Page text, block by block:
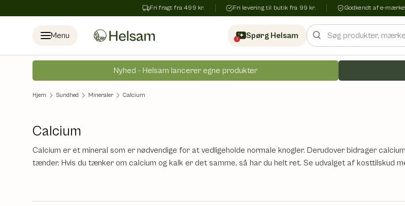
Spring til indhold
Fri fragt fra 499 kr. Fri levering til butik fra 99 kr. Godkendt af e-
1 Spørg Helsam
Søg
Menu
Nyhed - Helsam lancerer egne produkter
Hjem Sundhed Mineraler Calcium
Calcium
Calcium er et mineral som er nødvendige for at vedligeholde normale knogler. Derudover bidrager
tænder. Hvis du tænker om calcium og kalk er det samme, så har du helt ret. Se udvalget af kosttilskud